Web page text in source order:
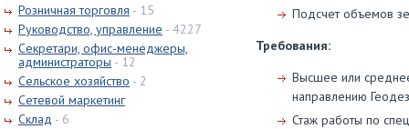
Розничная торговля - 15
Руководство, управление - 4227
Секретари, офис-менеджеры,
администраторы - 12
Сельское хозяйство - 2
Сетевой маркетинг
Склад - 6
Подсчет объемов
Требования:
Высшее или
направлению
Стаж работы по